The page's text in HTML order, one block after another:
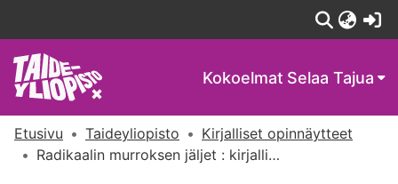
Kokoelmat Selaa Tajua
Etusivu Taideyliopisto
Kirjalliset opinnäytteet
Radikaalin murroksen jäljet : kirjallisuuskatsaus 1960-luvun populaarimusiikin murrokseen ja korkeakouluasteen pop/jazz -laulupedagogiikkaan